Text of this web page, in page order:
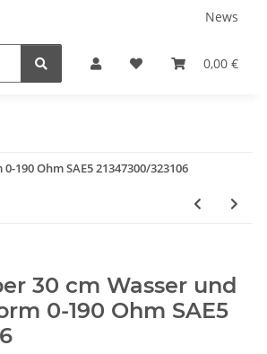
News
0,00 €
190 Ohm SAE5 21347300/323106
30 cm Wasser und
0-190 Ohm SAE5